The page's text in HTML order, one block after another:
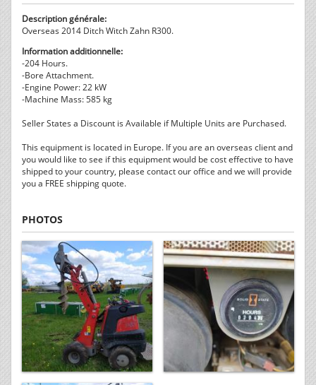
Description générale:
Overseas 2014 Ditch Witch Zahn R300.
Information additionnelle:
-204 Hours.
-Bore Attachment.
-Engine Power: 22 kW
-Machine Mass: 585 kg
Seller States a Discount is Available if Multiple Units are Purchased.
This equipment is located in Europe. If you are an overseas client and
you would like to see if this equipment would be cost effective to have
shipped to your country, please contact our office and we will provide
you a FREE shipping quote.
PHOTOS